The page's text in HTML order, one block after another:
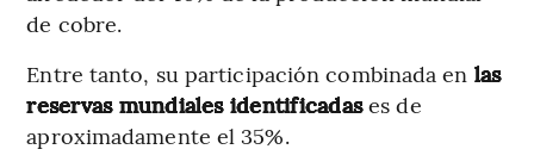
de cobre.
Entre tanto, su participación combinada en las
reservas mundiales identificadases de
aproximadamente el 35%.